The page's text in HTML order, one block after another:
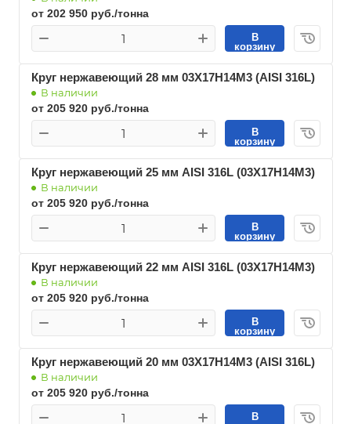
от 202 950 руб./тонна
В
корзину
Круг нержавеющий 28 мм 03Х17Н14М3 (AISI 316L)
В наличии
от 205 920 руб./тонна
В
корзину
Круг нержавеющий 25 мм AISI 316L (03Х17Н14М3)
В наличии
от 205 920 руб./тонна
В
корзину
Круг нержавеющий 22 мм AISI 316L (03Х17Н14М3)
В наличии
от 205 920 руб./тонна
В
корзину
Круг нержавеющий 20 мм 03Х17Н14М3 (AISI 316L)
В наличии
от 205 920 руб./тонна
В